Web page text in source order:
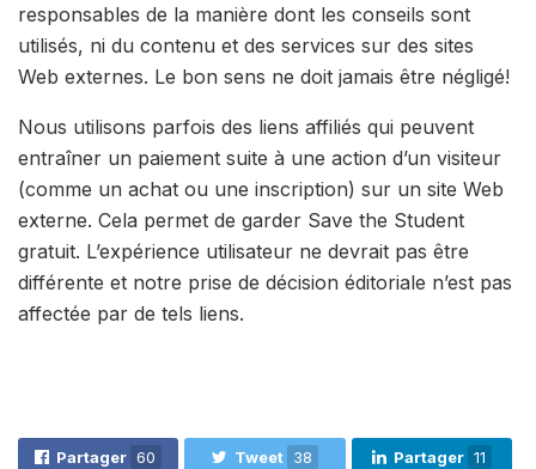
responsables de la manière dont les conseils sont
utilisés, ni du contenu et des services sur des sites
Web externes. Le bon sens ne doit jamais être négligé!
Nous utilisons parfois des liens affiliés qui peuvent
entraîner un paiement suite à une action d’un visiteur
(comme un achat ou une inscription) sur un site Web
externe. Cela permet de garder Save the Student
gratuit. L’expérience utilisateur ne devrait pas être
différente et notre prise de décision éditoriale n’est pas
affectée par de tels liens.
Partager 60 Tweet 38 Partager 11